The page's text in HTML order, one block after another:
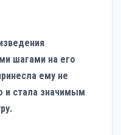
шагами на его
ему не
и стала значимым